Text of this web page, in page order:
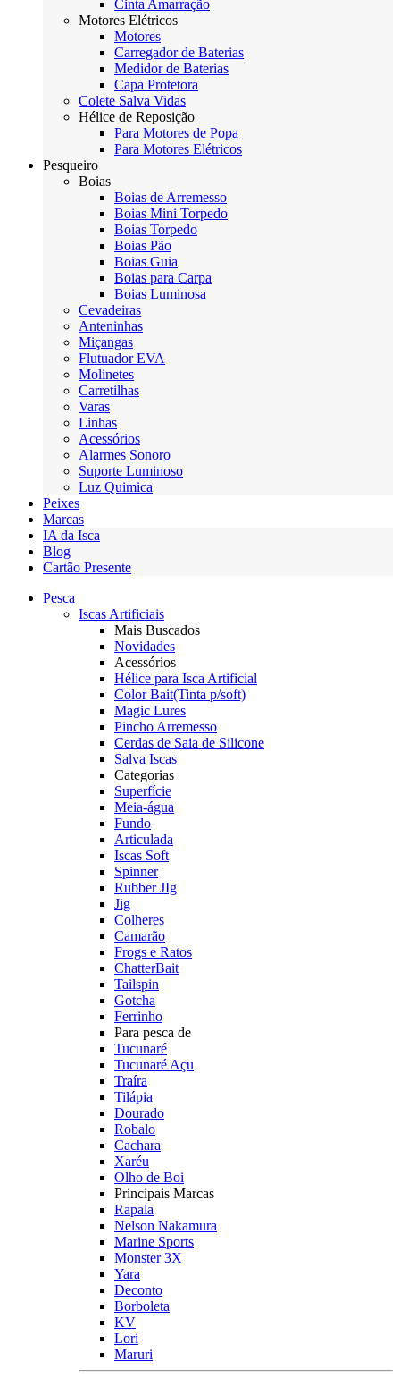
Cinta Amarração
Motores Elétricos
Motores
Carregador de Baterias
Medidor de Baterias
Capa Protetora
Colete Salva Vidas
Hélice de Reposição
Para Motores de Popa
Para Motores Elétricos
Pesqueiro
Boias
Boias de Arremesso
Boias Mini Torpedo
Boias Torpedo
Boias Pão
Boias Guia
Boias para Carpa
Boias Luminosa
Cevadeiras
Anteninhas
Miçangas
Flutuador EVA
Molinetes
Carretilhas
Varas
Linhas
Acessórios
Alarmes Sonoro
Suporte Luminoso
Luz Quimica
Peixes
Marcas
IA da Isca
Blog
Cartão Presente
Pesca
Iscas Artificiais
Mais Buscados
Novidades
Acessórios
Hélice para Isca Artificial
Color Bait(Tinta p/soft)
Magic Lures
Pincho Arremesso
Cerdas de Saia de Silicone
Salva Iscas
Categorias
Superfície
Meia-água
Fundo
Articulada
Iscas Soft
Spinner
Rubber JIg
Jig
Colheres
Camarão
Frogs e Ratos
ChatterBait
Tailspin
Gotcha
Ferrinho
Para pesca de
Tucunaré
Tucunaré Açu
Traíra
Tilápia
Dourado
Robalo
Cachara
Xaréu
Olho de Boi
Principais Marcas
Rapala
Nelson Nakamura
Marine Sports
Monster 3X
Yara
Deconto
Borboleta
KV
Lori
Maruri